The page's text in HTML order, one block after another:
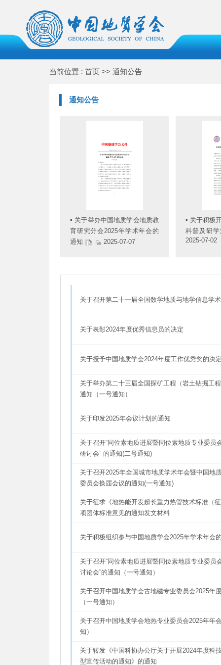
当前位置 : 首页 >> 通知公告
通知公告
▪ 关于举办中国地质学会地质教
育研究分会2025年学术年会的
通知
2025-07-07
▪ 关于积极
科普及研
2025-07-02
关于召开第二十一届全国数学地质与地学信息学
关于表彰2024年度优秀信息员的决定
关于授予中国地质学会2024年度工作优秀奖的决
关于举办第二十三届全国探矿工程（岩土钻掘工
通知（一号通知）
关于印发2025年会议计划的通知
关于召开“同位素地质进展暨同位素地质专业委员
研讨会” 的通知(二号通知)
关于召开2025年全国城市地质学术年会暨中国地
委员会换届会议的通知(一号通知)
关于征求《地热能开发超长重力热管技术标准（
项团体标准意见的通知发文材料
关于积极组织参与中国地质学会2025年学术年会
关于召开“同位素地质进展暨同位素地质专业委员
讨论会”的通知（一号通知）
关于召开中国地质学会古地磁专业委员会2025年
（一号通知）
关于召开中国地质学会地热专业委员会2025年年
知）
关于转发《中国科协办公厅关于开展2024年度科
型宣传活动的通知》的通知